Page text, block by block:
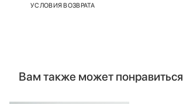
УСЛОВИЯ ВОЗВРАТА
Вам также может понравиться